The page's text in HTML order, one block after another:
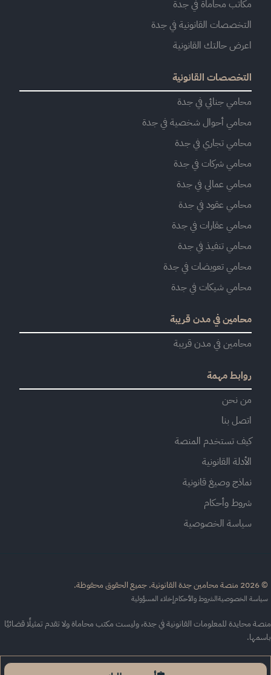
مكاتب محاماة في جدة
التخصصات القانونية في جدة
اعرض حالتك القانونية
التخصصات القانونية
محامي جنائي في جدة
محامي أحوال شخصية في جدة
محامي تجاري في جدة
محامي شركات في جدة
محامي عمالي في جدة
محامي عقود في جدة
محامي عقارات في جدة
محامي تنفيذ في جدة
محامي تعويضات في جدة
محامي شيكات في جدة
محامين في مدن قريبة
محامين في مدن قريبة
روابط مهمة
من نحن
اتصل بنا
كيف تستخدم المنصة
الأدلة القانونية
نماذج وصيغ قانونية
شروط وأحكام
سياسة الخصوصية
الحقوق محفوظة.
الخصوصيةالشروط والأحكامإخلاء المسؤولية
محايدة للمعلومات القانونية في جدة، وليست مكتب محاماة ولا تقدم تمثيلًا قضائيًا